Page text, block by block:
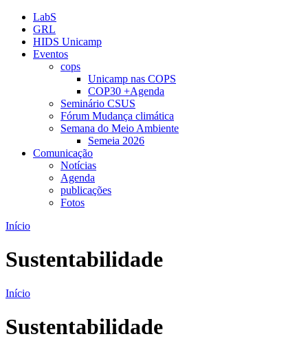
LabS
GRL
HIDS Unicamp
Eventos
cops
Unicamp nas COPS
COP30 +Agenda
Seminário CSUS
Fórum Mudança climática
Semana do Meio Ambiente
Semeia 2026
Comunicação
Notícias
Agenda
publicações
Fotos
Início
Sustentabilidade
Início
Sustentabilidade